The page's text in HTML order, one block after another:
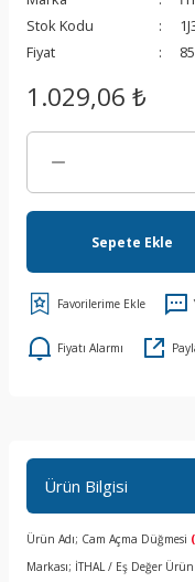
Stok Kodu
Fiyat
1.029,06 ₺
Sepete Ekle
Fiyatı Alarmı
Ürün Bilgisi
Ürün Adı; Cam Açma Düğmesi
Markası; İTHAL / Eş Değer Ürün